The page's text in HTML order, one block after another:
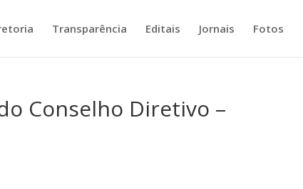
Transparência Editais Jornais Fotos
Conselho Diretivo –